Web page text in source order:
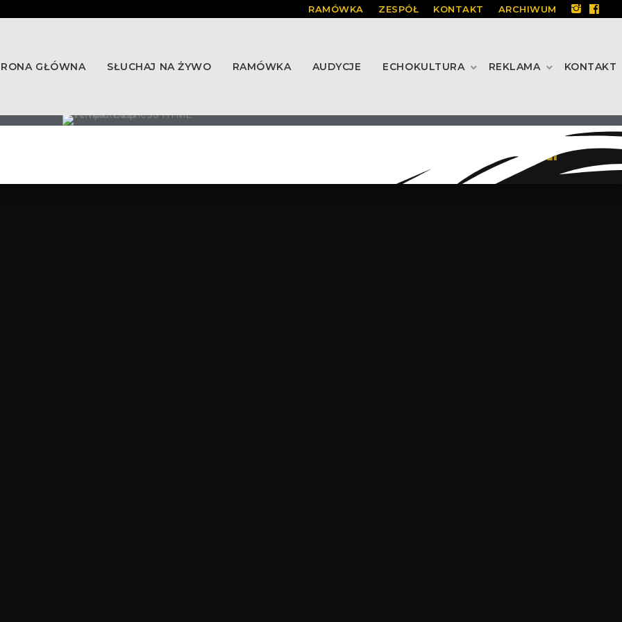
RAMÓWKA ZESPÓŁ KONTAKT ARCHIWUM
GŁÓWNA SŁUCHAJ NA ŻYWO RAMÓWKA AUDYCJE ECHOKULTURA REKLAMA KONTAKT